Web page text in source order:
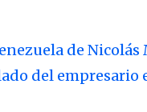
de Nicolás
del empresario